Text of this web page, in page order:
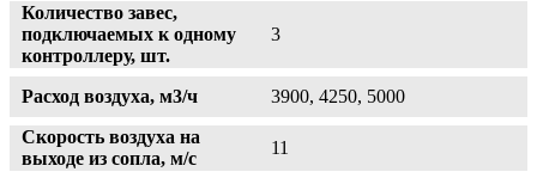
Количество завес,
подключаемых к одному
контроллеру, шт.
3
Расход воздуха, м3/ч
3900, 4250, 5000
Скорость воздуха на
выходе из сопла, м/с
11